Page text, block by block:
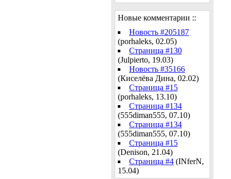
Новые комментарии ::
Новость #205187
(porhaleks, 02.05)
Страница #130
(Julpierto, 19.03)
Новость #35166
(Киселёва Дина, 02.02)
Страница #15
(porhaleks, 13.10)
Страница #134
(555diman555, 07.10)
Страница #134
(555diman555, 07.10)
Страница #15
(Denison, 21.04)
Страница #4 (INferN,
15.04)